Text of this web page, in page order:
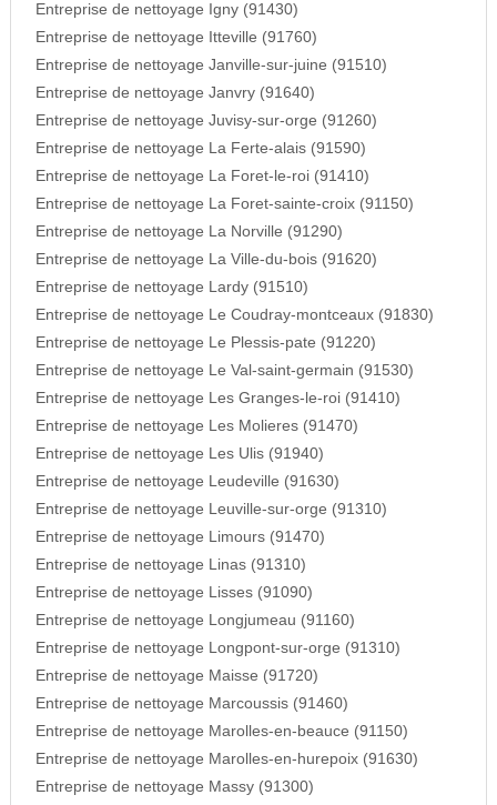
Entreprise de nettoyage Igny (91430)
Entreprise de nettoyage Itteville (91760)
Entreprise de nettoyage Janville-sur-juine (91510)
Entreprise de nettoyage Janvry (91640)
Entreprise de nettoyage Juvisy-sur-orge (91260)
Entreprise de nettoyage La Ferte-alais (91590)
Entreprise de nettoyage La Foret-le-roi (91410)
Entreprise de nettoyage La Foret-sainte-croix (91150)
Entreprise de nettoyage La Norville (91290)
Entreprise de nettoyage La Ville-du-bois (91620)
Entreprise de nettoyage Lardy (91510)
Entreprise de nettoyage Le Coudray-montceaux (91830)
Entreprise de nettoyage Le Plessis-pate (91220)
Entreprise de nettoyage Le Val-saint-germain (91530)
Entreprise de nettoyage Les Granges-le-roi (91410)
Entreprise de nettoyage Les Molieres (91470)
Entreprise de nettoyage Les Ulis (91940)
Entreprise de nettoyage Leudeville (91630)
Entreprise de nettoyage Leuville-sur-orge (91310)
Entreprise de nettoyage Limours (91470)
Entreprise de nettoyage Linas (91310)
Entreprise de nettoyage Lisses (91090)
Entreprise de nettoyage Longjumeau (91160)
Entreprise de nettoyage Longpont-sur-orge (91310)
Entreprise de nettoyage Maisse (91720)
Entreprise de nettoyage Marcoussis (91460)
Entreprise de nettoyage Marolles-en-beauce (91150)
Entreprise de nettoyage Marolles-en-hurepoix (91630)
Entreprise de nettoyage Massy (91300)